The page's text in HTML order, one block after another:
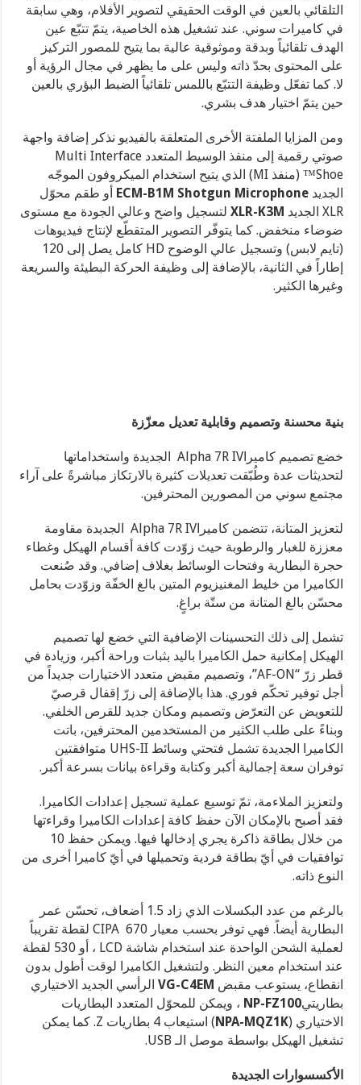
التلقائي بالعين في الوقت الحقيقي لتصوير الأفلام، وهي سابقة
في كاميرات سوني. عند تشغيل هذه الخاصية، يتمّ تتبّع عين
الهدف تلقائياً وبدقة وموثوقية عالية بما يتيح للمصور التركيز
على المحتوى بحدّ ذاته وليس على ما يظهر في مجال الرؤية أو
لا. كما تفعّل وظيفة التتبّع باللمس تلقائياً الضبط البؤري بالعين
حين يتمّ اختيار هدف بشري.
ومن المزايا الملفتة الأخرى المتعلقة بالفيديو نذكر إضافة واجهة
صوتي رقمية إلى منفذ الوسيط المتعدد Multi Interface
Shoe™ (منفذ MI) الذي يتيح استخدام الميكروفون الموجّه
الجديد ECM-B1M Shotgun Microphoneأو طقم محوّل
XLR الجديد
XLR-K3Mلتسجيل واضح وعالي الجودة مع مستوى
ضوضاء منخفض. كما يتوفّر التصوير المتقطّع لإنتاج فيديوهات
(تايم لابس) وتسجيل عالي الوضوح HD كامل يصل إلى 120
إطاراً في الثانية، بالإضافة إلى وظيفة الحركة البطيئة والسريعة
وغيرها الكثير.
بنية محسنة وتصميم وقابلية تعديل معزّزة
خضع تصميم كاميراAlpha 7R IV الجديدة واستخداماتها
لتحديثات عدة وطُبّقت تعديلات كثيرة بالارتكاز مباشرةً على آراء
مجتمع سوني من المصورين المحترفين.
لتعزيز المتانة، تتضمن كاميراAlpha 7R IV الجديدة مقاومة
معززة للغبار والرطوبة حيث زوّدت كافة أقسام الهيكل وغطاء
حجرة البطارية وفتحات الوسائط بغلاف إضافي. وقد صُنعت
الكاميرا من خليط المغنيزيوم المتين بالغ الخفّة وزوّدت بحامل
محسّن بالغ المتانة من ستّة براغٍ.
تشمل إلى ذلك التحسينات الإضافية التي خضع لها تصميم
الهيكل إمكانية حمل الكاميرا باليد بثبات وراحة أكبر، وزيادة في
قطر زرّ “AF-ON”، وتصميم مقبض متعدد الاختيارات جديداً من
أجل توفير تحكّم فوري. هذا بالإضافة إلى زرّ إقفال قرصيّ
للتعويض عن التعرّض وتصميم ومكان جديد للقرص الخلفي.
وبناءً على طلب الكثير من المستخدمين المحترفين، باتت
الكاميرا الجديدة تشمل فتحتي وسائط UHS-II متوافقتين
توفران سعة إجمالية أكبر وكتابة وقراءة بيانات بسرعة أكبر.
ولتعزيز الملاءمة، تمّ توسيع عملية تسجيل إعدادات الكاميرا.
فقد أصبح بالإمكان الآن حفظ كافة إعدادات الكاميرا وقراءتها
من خلال بطاقة ذاكرة يجري إدخالها فيها. ويمكن حفظ 10
توافقيات في أيّ بطاقة فردية وتحميلها في أيّ كاميرا أخرى من
النوع ذاته.
بالرغم من عدد البكسلات الذي زاد 1.5 أضعاف، تحسّن عمر
البطارية أيضاً. فهي توفر بحسب معيار CIPA 670 لقطة تقريباً
لعملية الشحن الواحدة عند استخدام شاشة LCD ، أو 530 لقطة
عند استخدام معين النظر. ولتشغيل الكاميرا لوقت أطول بدون
انقطاع، يستوعب مقبض VG-C4EMالرأسي الجديد الاختياري
بطاريتيNP-FZ100، ويمكن للمحوّل المتعدد البطاريات
الاختياري (NPA-MQZ1K
) استيعاب 4 بطاريات Z. كما يمكن
تشغيل الهيكل بواسطة موصلالـ USB.
الأكسسوارات الجديدة